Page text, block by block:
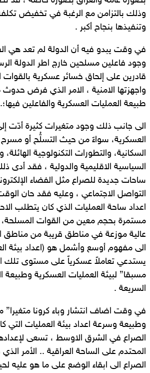
وذلك بالتزامن مع الرغبة في تخفيض
وتنفيذها بنجاح أكبر .
في وقت يبدو فيه أن الدولة لم تعد هي
وجود فاعلين مسلحين خارج اطر الدولة
قادرين على إلحاق خسائر عسكرية بالقوات
واجهزتها الامنية ، الامر الذي فرض
طبيعة العمليات العسكرية والفاعلين فيها؛.
الى جانب ذلك وجود متغيرات كثيرة أدّت
العسكرية، سواءً من حيث التسلُّح أو مسرح
السكانية، والتطورات التكنولوجية
السياسية الاقليمية والدولية ، فقد أدى
ساحات جديدة للصراع مثل الفضاء
التواصل الاجتماعي ، وعليه فقد حان
اعداد ساحة العمليات الذي كان يتطلب
مستمرة بحجم معين من القوات المسلحة،
عالية موزعة في مناطق قريبة من مناطق
الى مفهوم أوسع وأشمل هو (اعداد بيئة
يستدعي تعاملاً عسكرياً على مستوى تلك
مسبقا” لبيئة العمليات العسكرية وطبيعة
السريعة .
في وقت اضاف انتشار وباء كرونا
وطبيعة وسرعة اعداد بيئة العمليات
الصراع في الشرق الاوسط ، تسعى
المحتدم على الساحة العراقية .. الأمر
الصراع الى ابقاء الوضع على ما هو عليه